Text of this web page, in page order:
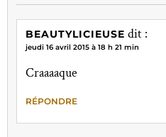
BEAUTYLICIEUSE dit :
jeudi 16 avril 2015 à 18 h 21 min
Craaaaque
RÉPONDRE